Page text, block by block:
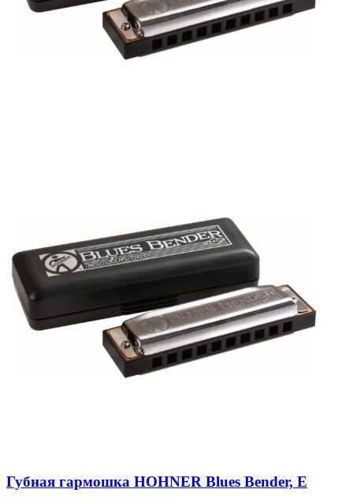
Губная гармошка HOHNER Blues Bender, E